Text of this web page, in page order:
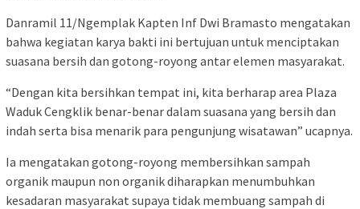
Danramil 11/Ngemplak Kapten Inf Dwi Bramasto mengatakan
bahwa kegiatan karya bakti ini bertujuan untuk menciptakan
suasana bersih dan gotong-royong antar elemen masyarakat.
“Dengan kita bersihkan tempat ini, kita berharap area Plaza
Waduk Cengklik benar-benar dalam suasana yang bersih dan
indah serta bisa menarik para pengunjung wisatawan” ucapnya.
Ia mengatakan gotong-royong membersihkan sampah
organik maupun non organik diharapkan menumbuhkan
kesadaran masyarakat supaya tidak membuang sampah di